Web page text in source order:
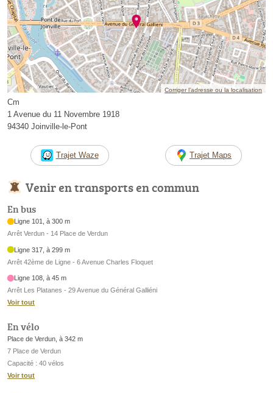
Corriger l’adresse ou la localisation
Cm
1 Avenue du 11 Novembre 1918
94340 Joinville-le-Pont
Trajet Waze Trajet Maps
Venir en transports en commun
En bus
Ligne 101, à 300 m
Arrêt Verdun - 14 Place de Verdun
Ligne 317, à 299 m
Arrêt 42ème de Ligne - 6 Avenue Charles Floquet
Ligne 108, à 45 m
Arrêt Les Platanes - 29 Avenue du Général Galliéni
Voir tout
En vélo
Place de Verdun, à 342 m
7 Place de Verdun
Capacité : 40 vélos
Voir tout